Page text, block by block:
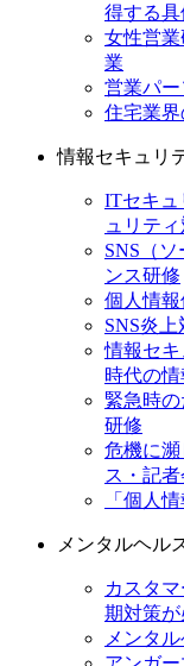
得する具
女性営
業
営業パ
住宅業
情報セキュリ
ITセキュ
ュリテ
SNS（
ンス研修
個人情
SNS炎
情報セキ
時代の
緊急時
研修
危機に
ス・記者
「個人
メンタルヘル
カスタ
期対策
メンタ